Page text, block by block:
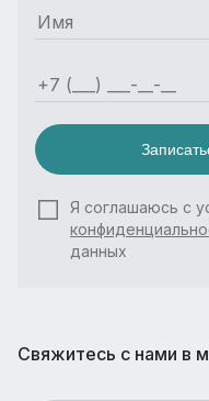
Я соглашаюсь с
данных
Свяжитесь с нами в